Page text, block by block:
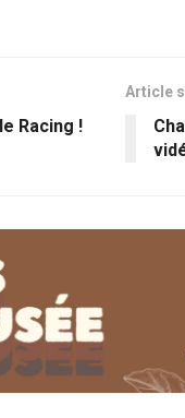
Racing !
Article